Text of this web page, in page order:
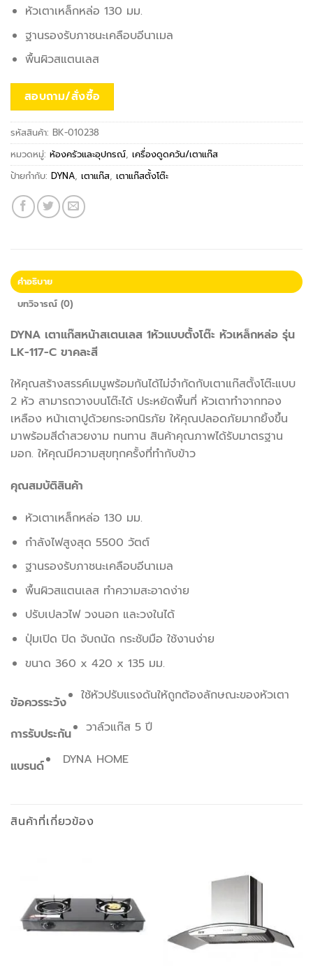
หัวเตาเหล็กหล่อ 130 มม.
ฐานรองรับภาชนะเคลือบอีนาเมล
พื้นผิวสแตนเลส
สอบถาม/สั่งซื้อ
รหัสสินค้า: BK-010238
หมวดหมู่: ห้องครัวและอุปกรณ์, เครื่องดูดควัน/เตาแก๊ส
ป้ายกำกับ: DYNA, เตาแก๊ส, เตาแก๊สตั้งโต๊ะ
คำอธิบาย
บทวิจารณ์ (0)
DYNA เตาแก๊สหน้าสเตนเลส 1หัวแบบตั้งโต๊ะ หัวเหล็กหล่อ รุ่น
LK-117-C ขาคละสี
ให้คุณสร้างสรรค์เมนูพร้อมกันได้ไม่จำกัดกับเตาแก๊สตั้งโต๊ะแบบ
2 หัว สามารถวางบนโต๊ะได้ ประหยัดพื้นที่ หัวเตาทำจากทอง
เหลือง หน้าเตาปูด้วยกระจกนิรภัย ให้คุณปลอดภัยมากยิ้งขึ้น
มาพร้อมสีดำสวยงาม ทนทาน สินค้าคุณภาพได้รับมาตรฐาน
มอก. ให้คุณมีความสุขทุกครั้งที่ทำกับข้าว
คุณสมบัติสินค้า
หัวเตาเหล็กหล่อ 130 มม.
กำลังไฟสูงสุด 5500 วัตต์
ฐานรองรับภาชนะเคลือบอีนาเมล
พื้นผิวสแตนเลส ทำความสะอาดง่าย
ปรับเปลวไฟ วงนอก และวงในได้
ปุ่มเปิด ปิด จับถนัด กระชับมือ ใช้งานง่าย
ขนาด 360 x 420 x 135 มม.
ข้อควรระวัง ใช้หัวปรับแรงดันให้ถูกต้องลักษณะของหัวเตา
การรับประกัน วาล์วแก๊ส 5 ปี
แบรนด์ DYNA HOME
สินค้าที่เกี่ยวข้อง